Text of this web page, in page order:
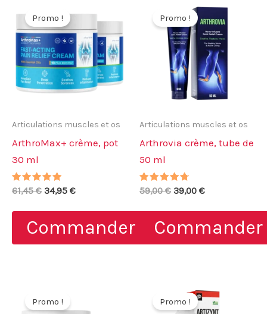
Promo !
Articulations muscles et os
ArthroMax+ crème, pot
30 ml
Note
61,45€ Le
initial
était :
61,45 €.
34,95 €Le
actuel
est :
34,95 €.
Commander
Promo !
Articulations muscles et os
Arthrovia crème, tube de
50 ml
Note
59,00€ Le
initial
était :
59,00 €.
39,00 €Le
actuel
est :
39,00 €.
Commander
Promo ! Promo !